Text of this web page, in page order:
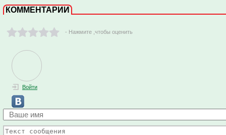
КОММЕНТАРИИ
- Нажмите ,чтобы оценить
Войти